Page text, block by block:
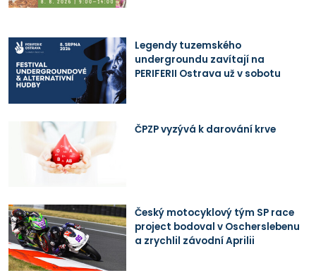
Legendy tuzemského
undergroundu zavítají na
PERIFERII Ostrava už v sobotu
ČPZP vyzývá k darování krve
Český motocyklový tým SP race
project bodoval v Oscherslebenu
a zrychlil závodní Aprilii